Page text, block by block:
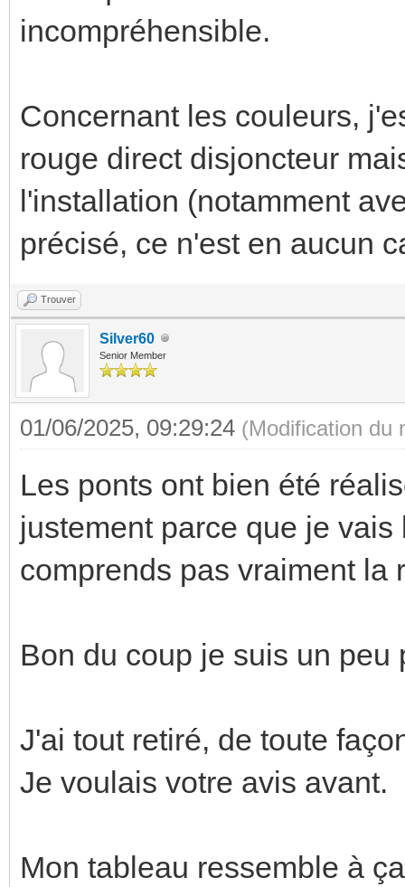
incompréhensible.
Concernant les couleurs,
rouge direct disjoncteur
l'installation (notamment
précisé, ce n'est en aucun
Trouver
Silver60
Senior Member
01/06/2025, 09:29:24 (Modification du
Les ponts ont bien été
justement parce que je
comprends pas vraiment la
Bon du coup je suis un peu
J'ai tout retiré, de toute
Je voulais votre avis avant.
Mon tableau ressemble à